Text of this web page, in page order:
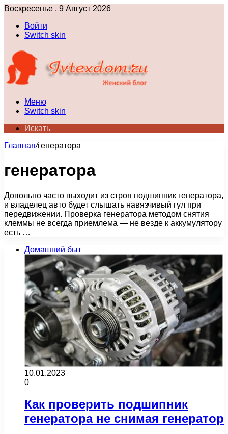
Воскресенье , 9 Август 2026
Войти
Switch skin
Меню
Switch skin
Искать
Главная/генератора
генератора
Довольно часто выходит из строя подшипник генератора,
и владелец авто будет слышать навязчивый гул при
передвижении. Проверка генератора методом снятия
клеммы не всегда приемлема — не везде к аккумулятору
есть …
Домашний быт
10.01.2023
0
Как проверить подшипник
генератора не снимая генератор